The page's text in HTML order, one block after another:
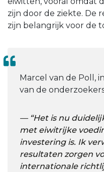
zijn door de ziekte. De
zijn belangrijk voor de
Marcel van de Poll,
van de
“Het is nu
met eiwitrijke
investering is. Ik
resultaten zorgen
internationale